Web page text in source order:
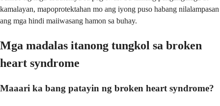
kamalayan, mapoprotektahan mo ang iyong puso habang nilalampasan
ang mga hindi maiiwasang hamon sa buhay.
Mga madalas itanong tungkol sa broken
heart syndrome
Maaari ka bang patayin ng broken heart syndrome?